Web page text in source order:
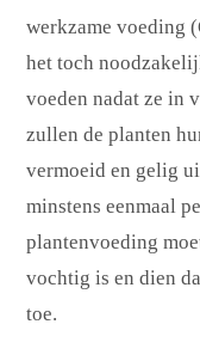
werkzame voeding
het toch
voeden nadat ze in
zullen de planten
vermoeid en gelig
minstens eenmaal
plantenvoeding
vochtig is en dien
toe.